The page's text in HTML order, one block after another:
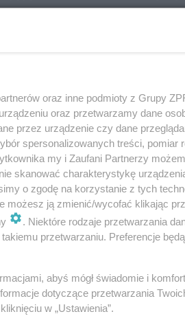
z prywatnymi właścicielami
oraz inne podmioty z Grupy
oraz przetwarzamy dane
przez urządzenie czy dane
spersonalizowanych treści, pomiar
my i Zaufani Partnerzy
skanować charakterystykę
o zgodę na korzystanie z tych
możesz ją zmienić/wycofać klikając
. Niektóre rodzaje przetwarzania
przetwarzaniu. Preferencje
abyś mógł świadomie i
dotyczące przetwarzania
w „Ustawienia”.